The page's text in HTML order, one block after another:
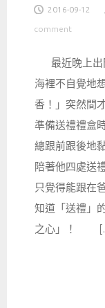
2016-09-12
comment
最近晚上出
海裡不自覺地
香！」突然間
準備送禮禮盒
總跟前跟後地
陪著他四處送
只覺得能跟在
知道「送禮」
之心」！